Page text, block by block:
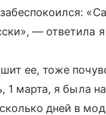
— ответила
ее, тоже
1 марта, я была
дней в